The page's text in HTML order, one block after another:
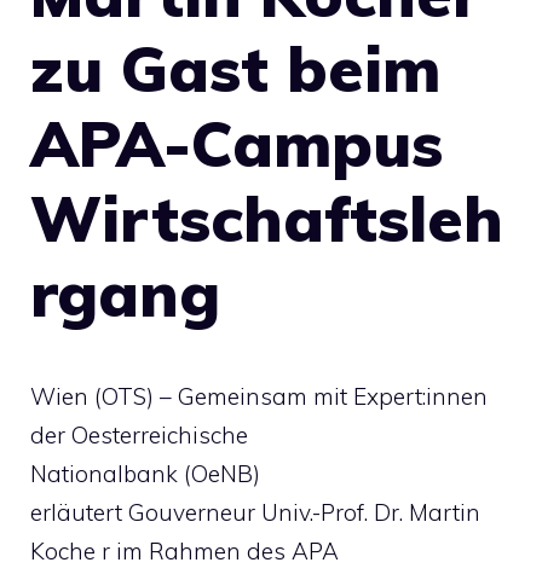
zu Gast beim
APA-Campus
Wirtschaftsleh
rgang
Wien (OTS) – Gemeinsam mit Expert:innen
der Oesterreichische
Nationalbank (OeNB)
erläutert Gouverneur Univ.-Prof. Dr. Martin
Koche r im Rahmen des APA